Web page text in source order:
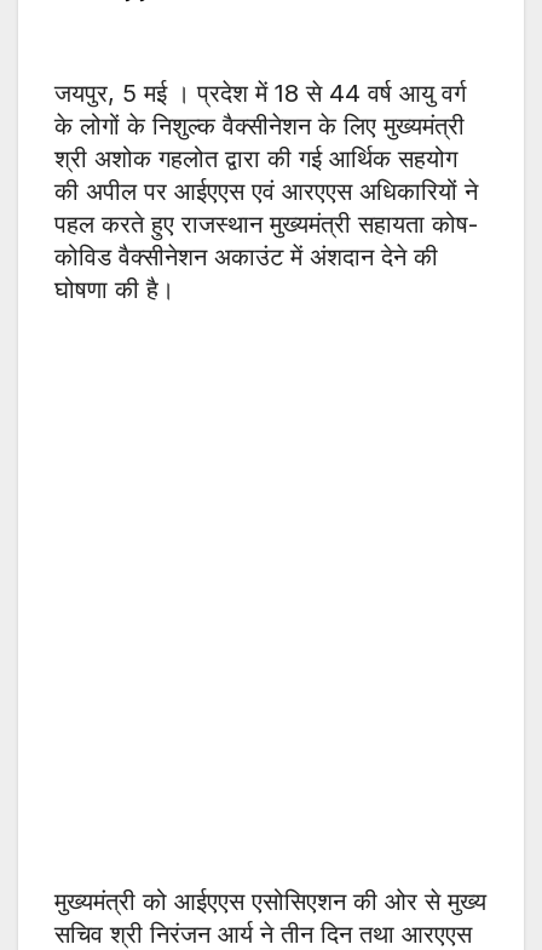
जयपुर, 5 मई । प्रदेश में 18 से 44 वर्ष आयु वर्ग
के लोगों के निशुल्क वैक्सीनेशन के लिए मुख्यमंत्री
श्री अशोक गहलोत द्वारा की गई आर्थिक सहयोग
की अपील पर आईएएस एवं आरएएस अधिकारियों ने
पहल करते हुए राजस्थान मुख्यमंत्री सहायता कोष-
कोविड वैक्सीनेशन अकाउंट में अंशदान देने की
घोषणा की है।
मुख्यमंत्री को आईएएस एसोसिएशन की ओर से मुख्य
सचिव श्री निरंजन आर्य ने तीन दिन तथा आरएएस